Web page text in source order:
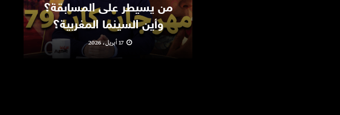
من يسيطر على المسابقة؟
وأين السينما المغربية؟
17 أبريل، 2026